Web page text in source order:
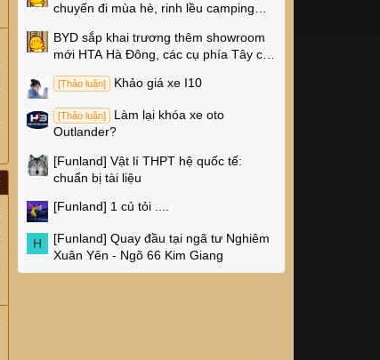
chuyến đi mùa hè, rinh lều camping
BYD sắp khai trương thêm showroom
mới HTA Hà Đông, các cụ phía Tây có
[Thảo luận] Khảo giá xe I10
[Thảo luận]
Làm lại khóa xe oto
Outlander?
[Funland] Vật lí THPT hệ quốc tế:
chuẩn bị tài liệu
[Funland] 1 củ tỏi ....
H [Funland] Quay đầu tại ngã tư Nghiêm
Xuân Yên - Ngõ 66 Kim Giang